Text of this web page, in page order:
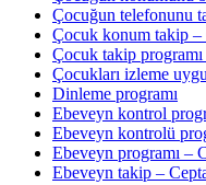
Çocuğun telefonunu
Çocuk konum takip –
Çocuk takip
Çocukları izleme
Dinleme programı
Ebeveyn kontrol
Ebeveyn kontrolü
Ebeveyn programı –
Ebeveyn takip –